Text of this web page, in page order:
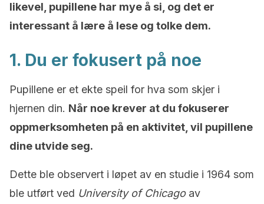
likevel, pupillene har mye å si, og det er
interessant å lære å lese og tolke dem.
1. Du er fokusert på noe
Pupillene er et ekte speil for hva som skjer i
hjernen din. Når noe krever at du fokuserer
oppmerksomheten på en aktivitet, vil pupillene
dine utvide seg.
Dette ble observert i løpet av en studie i 1964 som
ble utført ved University of Chicagoav